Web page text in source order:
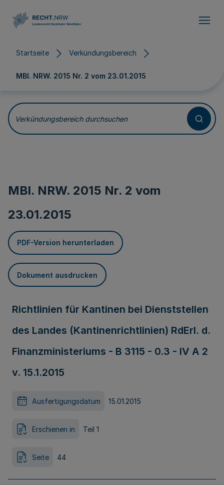
Startseite Verkündungsbereich
MBl. NRW. 2015 Nr. 2 vom 23.01.2015
Verkündungsbereich durchsuchen
MBl. NRW. 2015 Nr. 2 vom
23.01.2015
PDF-Version herunterladen
Dokument ausdrucken
Richtlinien für Kantinen bei Dienststellen
des Landes (Kantinenrichtlinien) RdErl. d.
Finanzministeriums - B 3115 - 0.3 - IV A 2
v. 15.1.2015
Ausfertigungsdatum 15.01.2015
Erschienen in Teil 1
Seite 44